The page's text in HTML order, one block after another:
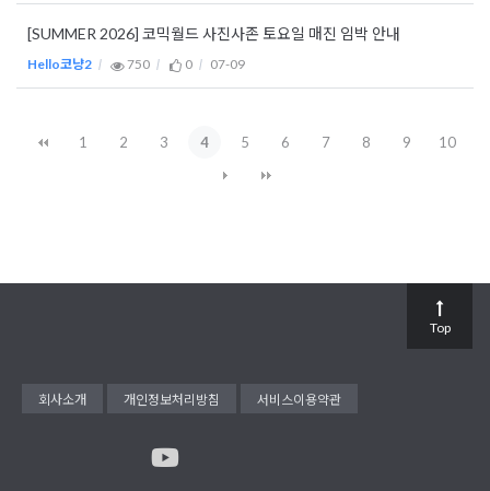
[SUMMER 2026] 코믹월드 사진사존 토요일 매진 임박 안내
Hello코냥2 750 0 07-09
1 2 3 4 5 6 7 8 9 10
회사소개 개인정보처리방침 서비스이용약관
Top